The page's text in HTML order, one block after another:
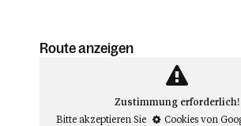
Route anzeigen
Zustimmung erforderlich!
Bitte akzeptieren Sie
Cookies von